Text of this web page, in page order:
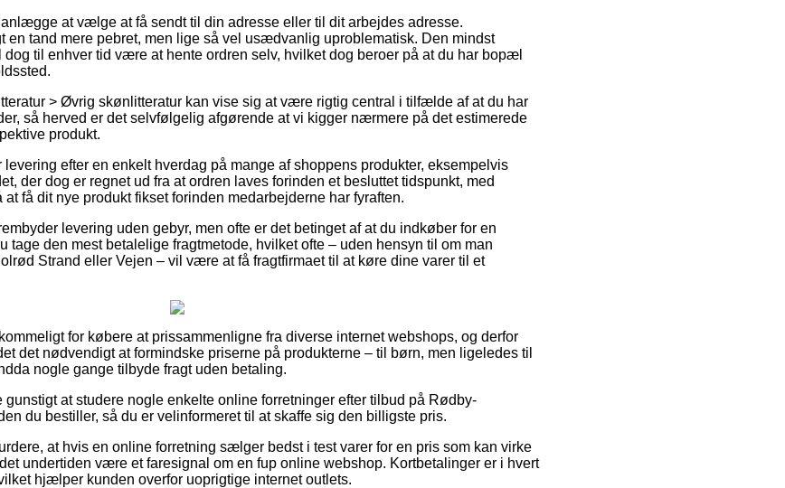
at vælge at få sendt til din adresse eller til dit arbejdes adresse.
en tand mere pebret, men lige så vel usædvanlig uproblematisk. Den mindst
til enhver tid være at hente ordren selv, hvilket dog beroer på at du har bopæl
> Øvrig skønlitteratur kan vise sig at være rigtig central i tilfælde af at du har
så herved er det selvfølgelig afgørende at vi kigger nærmere på det estimerede
produkt.
efter en enkelt hverdag på mange af shoppens produkter, eksempelvis
der dog er regnet ud fra at ordren laves forinden et besluttet tidspunkt, med
få dit nye produkt fikset forinden medarbejderne har fyraften.
levering uden gebyr, men ofte er det betinget af at du indkøber for en
tage den mest betalelige fragtmetode, hvilket ofte – uden hensyn til om man
Strand eller Vejen – vil være at få fragtfirmaet til at køre dine varer til et
for købere at prissammenligne fra diverse internet webshops, og derfor
det nødvendigt at formindske priserne på produkterne – til børn, men ligeledes til
nogle gange tilbyde fragt uden betaling.
gunstigt at studere nogle enkelte online forretninger efter tilbud på Rødby-
du bestiller, så du er velinformeret til at skaffe sig den billigste pris.
at hvis en online forretning sælger bedst i test varer for en pris som kan virke
undertiden være et faresignal om en fup online webshop. Kortbetalinger er i hvert
hjælper kunden overfor uoprigtige internet outlets.